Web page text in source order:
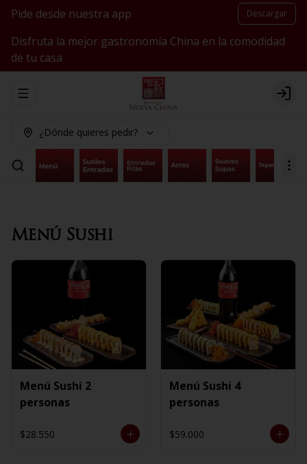
Pide desde nuestra app Descargar
Disfruta la mejor gastronomía China en la comodidad
de tu casa
Abrir menu de navegación Login
¿Dónde quieres pedir?
Menú Sushi
Menú Sushi 2
personas
$28.550
Menú Sushi 4
personas
$59.000